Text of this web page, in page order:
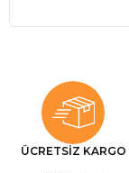
ÜCRETSİZ KARGO